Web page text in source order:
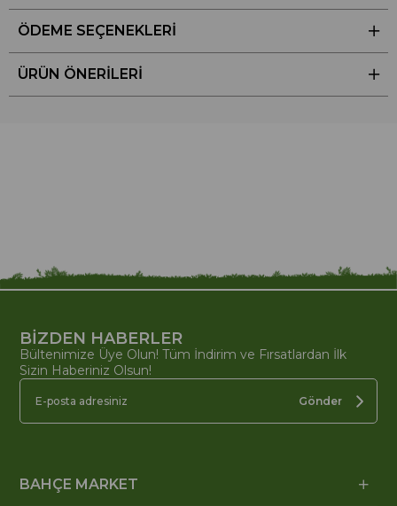
ÖDEME SEÇENEKLERI
ÜRÜN ÖNERILERI
BİZDEN HABERLER
Bültenimize Üye Olun! Tüm İndirim ve Fırsatlardan İlk
Sizin Haberiniz Olsun!
Gönder
BAHÇE MARKET